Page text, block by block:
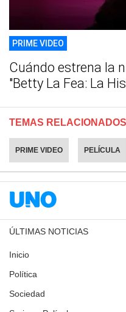
PRIME VIDEO
Cuándo estrena la
"Betty La Fea: La
TEMAS RELACIONADOS
PRIME VIDEO PELÍCULA
ÚLTIMAS NOTICIAS
Inicio
Política
Sociedad